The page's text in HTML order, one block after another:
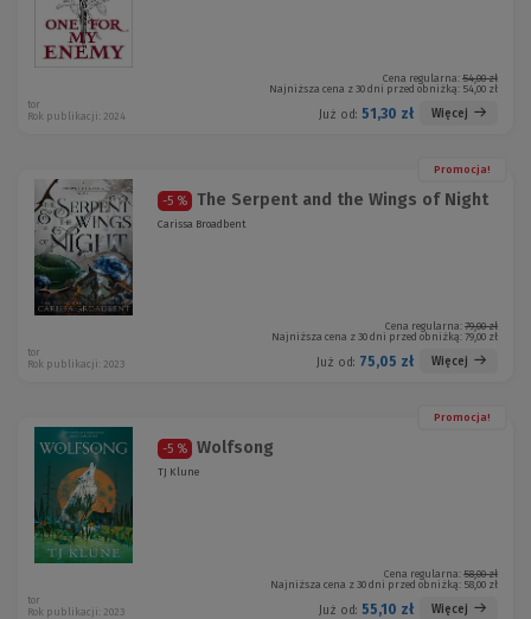
Cena regularna: 54,00 zł
Najniższa cena z 30 dni przed obniżką: 54,00 zł
Już od: 51,30 zł Więcej
tor
Rok publikacji: 2024
Promocja!
-5 % The Serpent and the Wings of Night
Carissa Broadbent
Cena regularna: 79,00 zł
Najniższa cena z 30 dni przed obniżką: 79,00 zł
Już od: 75,05 zł Więcej
tor
Rok publikacji: 2023
Promocja!
-5 % Wolfsong
TJ Klune
Cena regularna: 58,00 zł
Najniższa cena z 30 dni przed obniżką: 58,00 zł
Już od: 55,10 zł Więcej
tor
Rok publikacji: 2023